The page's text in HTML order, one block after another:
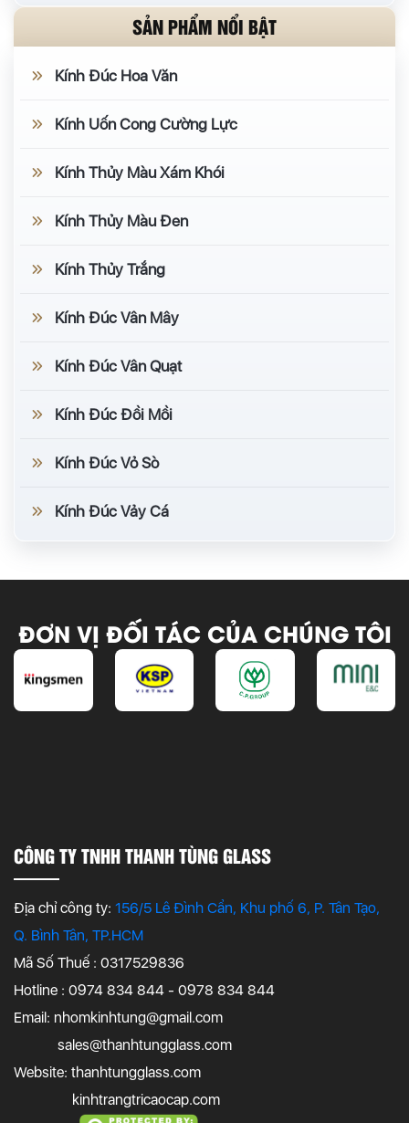
SẢN PHẨM NỔI BẬT
Kính Đúc Hoa Văn
Kính Uốn Cong Cường Lực
Kính Thủy Màu Xám Khói
Kính Thủy Màu Đen
Kính Thủy Trắng
Kính Đúc Vân Mây
Kính Đúc Vân Quạt
Kính Đúc Đồi Mồi
Kính Đúc Vỏ Sò
Kính Đúc Vảy Cá
ĐƠN VỊ ĐỐI TÁC CỦA CHÚNG TÔI
CÔNG TY TNHH THANH TÙNG GLASS
Địa chỉ công ty: 156/5 Lê Đình Cẩn, Khu phố 6, P. Tân Tạo,
Q. Bình Tân, TP.HCM
Mã Số Thuế : 0317529836
Hotline : 0974 834 844 - 0978 834 844
Email: nhomkinhtung@gmail.com
sales@thanhtungglass.com
Website: thanhtungglass.com
kinhtrangtricaocap.com